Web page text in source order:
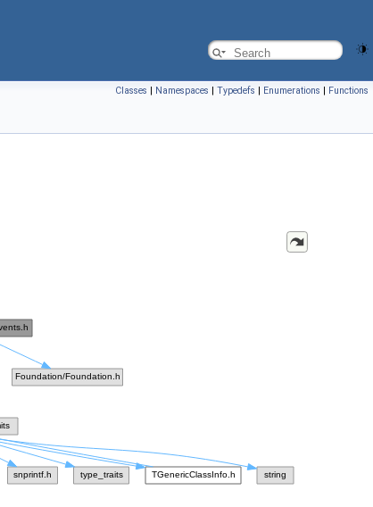
Classes | Namespaces | Typedefs | Enumerations | Functions